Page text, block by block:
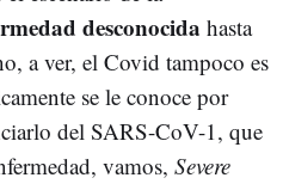
desconocida hasta
a ver, el Covid tampoco es
se le conoce por
del SARS-CoV-1, que
vamos, Severe